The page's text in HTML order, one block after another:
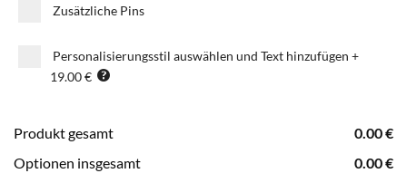
Zusätzliche Pins
Personalisierungsstil auswählen und Text hinzufügen +
19.00 €
Produkt gesamt 0.00€
Optionen insgesamt
0.00€